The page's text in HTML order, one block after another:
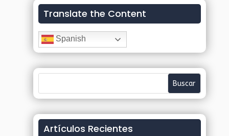
Translate the Content
Spanish
Artículos Recientes